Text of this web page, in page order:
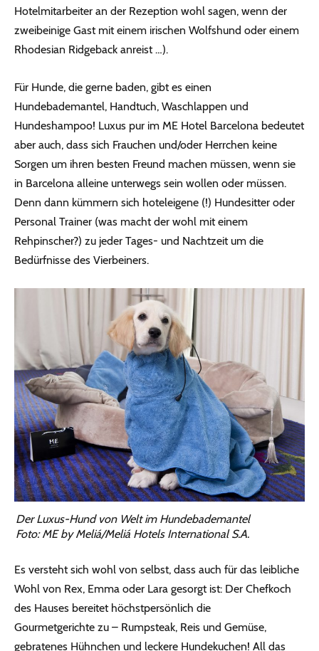
Hotelmitarbeiter an der Rezeption wohl sagen, wenn der
zweibeinige Gast mit einem irischen Wolfshund oder einem
Rhodesian Ridgeback anreist …).
Für Hunde, die gerne baden, gibt es einen
Hundebademantel, Handtuch, Waschlappen und
Hundeshampoo! Luxus pur im ME Hotel Barcelona bedeutet
aber auch, dass sich Frauchen und/oder Herrchen keine
Sorgen um ihren besten Freund machen müssen, wenn sie
in Barcelona alleine unterwegs sein wollen oder müssen.
Denn dann kümmern sich hoteleigene (!) Hundesitter oder
Personal Trainer (was macht der wohl mit einem
Rehpinscher?) zu jeder Tages- und Nachtzeit um die
Bedürfnisse des Vierbeiners.
Der Luxus-Hund von Welt im Hundebademantel
Foto: ME by Meliá/Meliá Hotels International S.A.
Es versteht sich wohl von selbst, dass auch für das leibliche
Wohl von Rex, Emma oder Lara gesorgt ist: Der Chefkoch
des Hauses bereitet höchstpersönlich die
Gourmetgerichte zu – Rumpsteak, Reis und Gemüse,
gebratenes Hühnchen und leckere Hundekuchen! All das